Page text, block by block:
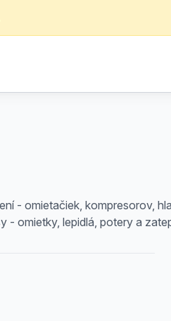
- omietačiek, kompresorov,
omietky, lepidlá, potery a